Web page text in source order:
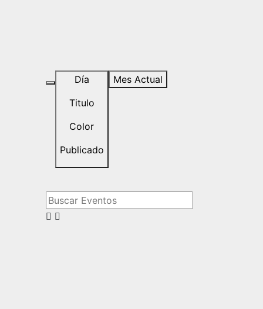
Día
Titulo
Color
Publicado
Mes Actual
Buscar Eventos